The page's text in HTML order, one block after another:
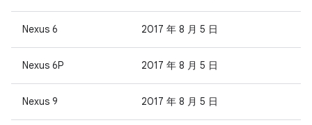
Nexus 6 2017 年 8 月 5 日
Nexus 6P 2017 年 8 月 5 日
Nexus 9 2017 年 8 月 5 日